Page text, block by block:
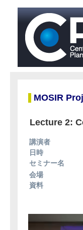
MOSIR
Lecture 2:
講演者
日時
セミナー名
会場
資料